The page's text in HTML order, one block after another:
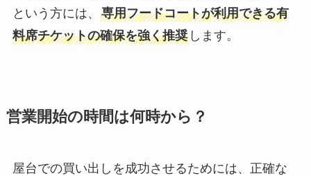
という方には、 専用フードコートが利用できる有
料席チケットの確保を強く推奨します。
営業開始の時間は何時から？
屋台での買い出しを成功させるためには、正確な